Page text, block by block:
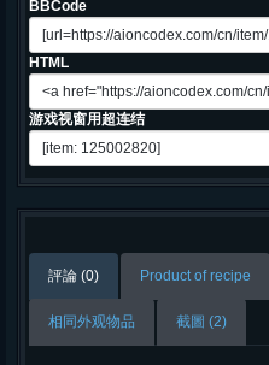
BBCode
HTML
游戏视窗用超连结
評論 (0) Product of recipe
相同外观物品 截圖 (2)